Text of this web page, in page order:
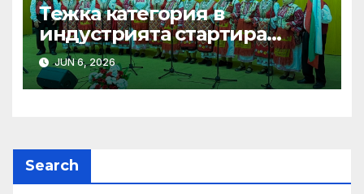
Тежка категория в
индустрията стартира
алианс за космическа
слънчева енергия
JUN 6, 2026
Search